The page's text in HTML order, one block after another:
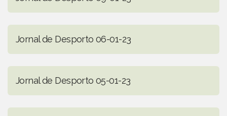
Jornal de Desporto 06-01-23
Jornal de Desporto 05-01-23